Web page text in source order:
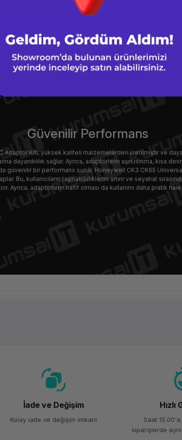
Güvenilir Performans
Adaptör Kiti, yüksek kaliteli malzemelerden üretilmiştir ve
dayanıklılık sağlar. Ayrıca, adaptörlerin aşırı ısınma, kısa
güvenilir bir performans sunar. Honeywell CK3 CK65
Bu, kullanıcıların taşınabilirliklerini artırır ve seyahat
Ayrıca, adaptörlerin hafif olması da kullanımı daha pratik
İade ve Değişim
Kolay iade ve değişim imkanı
Hızlı
Saat
siparişlerde